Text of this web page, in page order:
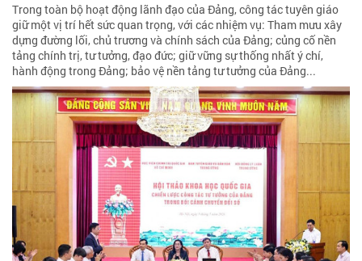
Trong toàn bộ hoạt động lãnh đạo của Đảng, công tác tuyên giáo
giữ một vị trí hết sức quan trọng, với các nhiệm vụ: Tham mưu xây
dựng đường lối, chủ trương và chính sách của Đảng; củng cố nền
tảng chính trị, tư tưởng, đạo đức; giữ vững sự thống nhất ý chí,
hành động trong Đảng; bảo vệ nền tảng tư tưởng của Đảng...